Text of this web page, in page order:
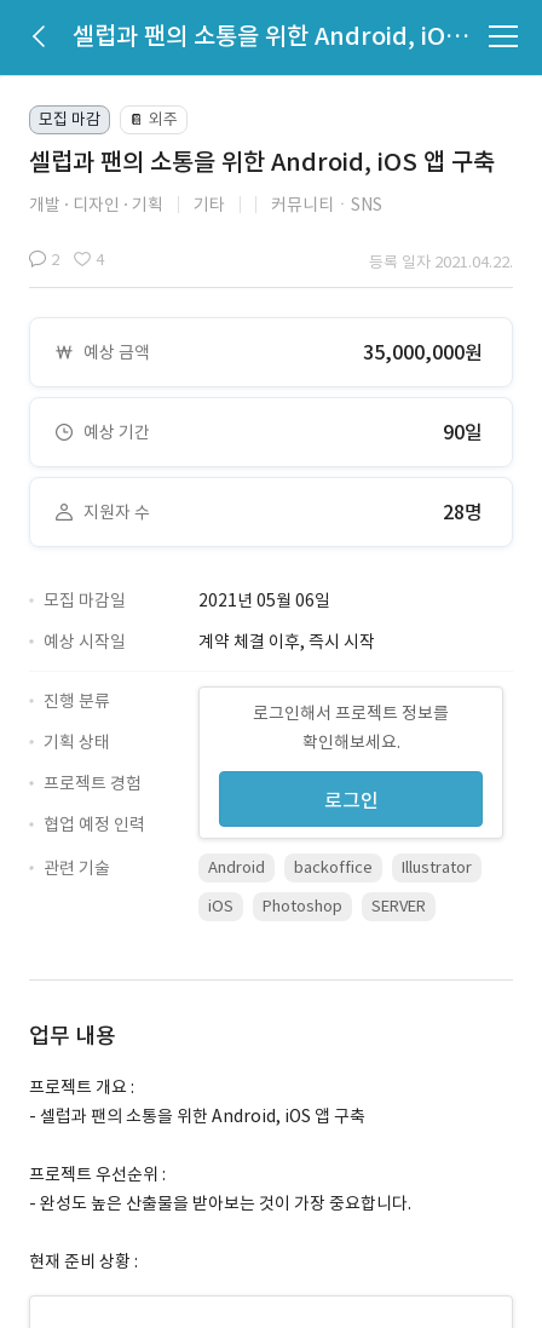
셀럽과 팬의 소통을 위한 Android, iOS 앱 구축
모집 마감 📔 외주
셀럽과 팬의 소통을 위한 Android, iOS 앱 구축
개발 디자인 기획 기타 커뮤니티ㆍSNS
2 4 등록 일자 2021.04.22.
예상 금액 35,000,000원
예상 기간 90일
지원자 수 28명
모집 마감일
2021년 05월 06일
예상 시작일
계약 체결 이후, 즉시 시작
로그인해서 프로젝트 정보를
확인해보세요.
로그인
진행 분류
기획 상태
프로젝트 경험
협업 예정 인력
관련 기술
Android backoffice
Illustrator
iOS
Photoshop SERVER
업무 내용
프로젝트 개요 :
- 셀럽과 팬의 소통을 위한 Android, iOS 앱 구축
프로젝트 우선순위 :
- 완성도 높은 산출물을 받아보는 것이 가장 중요합니다.
현재 준비 상황 :